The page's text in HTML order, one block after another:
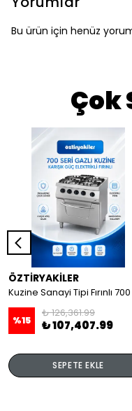
Bu ürün için henüz
Çok
ÖZTİRYAKİLER
%15
₺ 126,361.99
₺ 107,407.99
SEPETE EKLE